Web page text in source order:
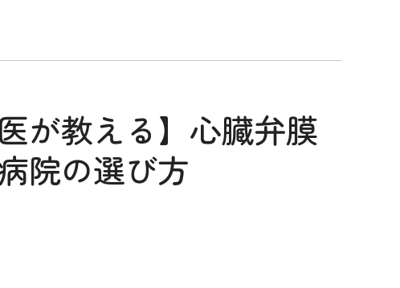
が教える】心臓弁膜
院の選び方